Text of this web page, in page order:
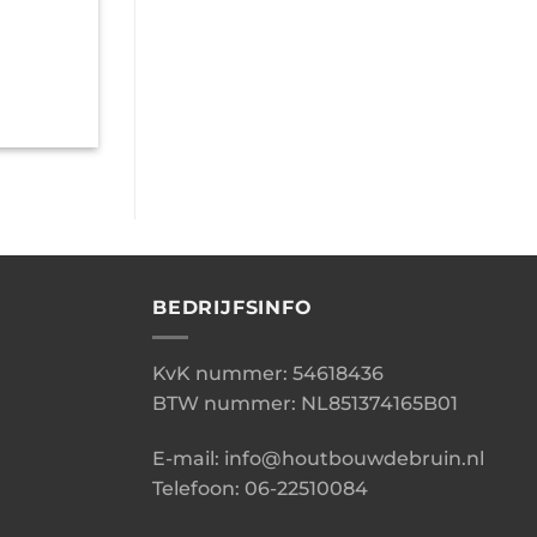
BEDRIJFSINFO
KvK nummer: 54618436
BTW nummer: NL851374165B01
E-mail: info@houtbouwdebruin.nl
Telefoon: 06-22510084